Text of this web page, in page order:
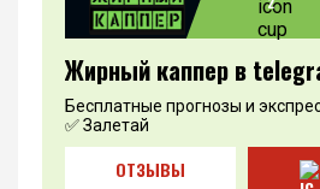
Жирный каппер в
Бесплатные прогнозы и
✅ Залетай
ОТЗЫВЫ